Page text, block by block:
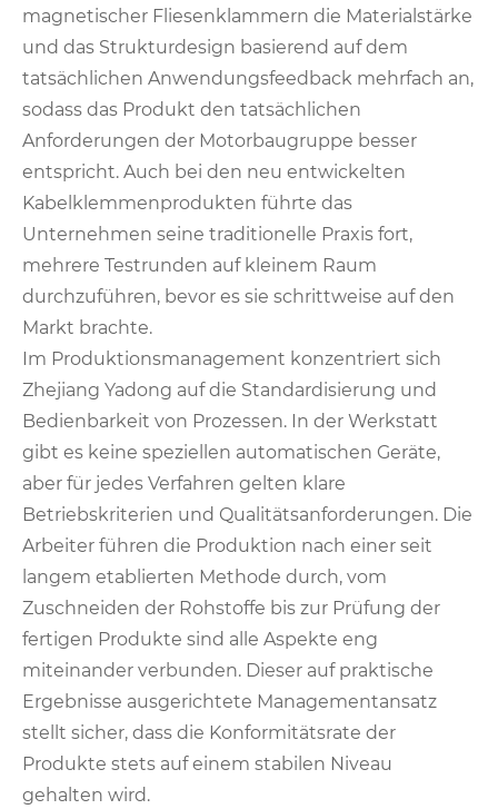
magnetischer Fliesenklammern die Materialstärke
und das Strukturdesign basierend auf dem
tatsächlichen Anwendungsfeedback mehrfach an,
sodass das Produkt den tatsächlichen
Anforderungen der Motorbaugruppe besser
entspricht. Auch bei den neu entwickelten
Kabelklemmenprodukten führte das
Unternehmen seine traditionelle Praxis fort,
mehrere Testrunden auf kleinem Raum
durchzuführen, bevor es sie schrittweise auf den
Markt brachte.
Im Produktionsmanagement konzentriert sich
Zhejiang Yadong auf die Standardisierung und
Bedienbarkeit von Prozessen. In der Werkstatt
gibt es keine speziellen automatischen Geräte,
aber für jedes Verfahren gelten klare
Betriebskriterien und Qualitätsanforderungen. Die
Arbeiter führen die Produktion nach einer seit
langem etablierten Methode durch, vom
Zuschneiden der Rohstoffe bis zur Prüfung der
fertigen Produkte sind alle Aspekte eng
miteinander verbunden. Dieser auf praktische
Ergebnisse ausgerichtete Managementansatz
stellt sicher, dass die Konformitätsrate der
Produkte stets auf einem stabilen Niveau
gehalten wird.